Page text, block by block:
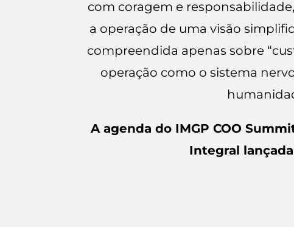
com coragem e
a operação de uma visão
compreendida apenas sobre
operação como o sistema
A agenda do IMGP COO
Integral